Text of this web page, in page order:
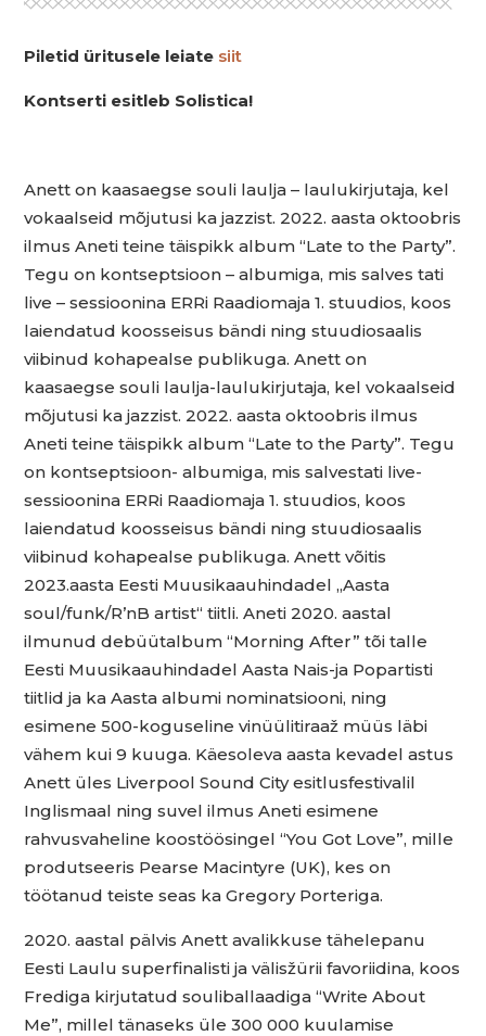
Piletid üritusele leiate siit
Kontserti esitleb Solistica!
Anett on kaasaegse souli laulja – laulukirjutaja, kel
vokaalseid mõjutusi ka jazzist. 2022. aasta oktoobris
ilmus Aneti teine täispikk album “Late to the Party”.
Tegu on kontseptsioon – albumiga, mis salves tati
live – sessioonina ERRi Raadiomaja 1. stuudios, koos
laiendatud koosseisus bändi ning stuudiosaalis
viibinud kohapealse publikuga. Anett on
kaasaegse souli laulja-laulukirjutaja, kel vokaalseid
mõjutusi ka jazzist. 2022. aasta oktoobris ilmus
Aneti teine täispikk album “Late to the Party”. Tegu
on kontseptsioon- albumiga, mis salvestati live-
sessioonina ERRi Raadiomaja 1. stuudios, koos
laiendatud koosseisus bändi ning stuudiosaalis
viibinud kohapealse publikuga. Anett võitis
2023.aasta Eesti Muusikaauhindadel „Aasta
soul/funk/R’nB artist“ tiitli. Aneti 2020. aastal
ilmunud debüütalbum “Morning After” tõi talle
Eesti Muusikaauhindadel Aasta Nais-ja Popartisti
tiitlid ja ka Aasta albumi nominatsiooni, ning
esimene 500-koguseline vinüülitiraaž müüs läbi
vähem kui 9 kuuga. Käesoleva aasta kevadel astus
Anett üles Liverpool Sound City esitlusfestivalil
Inglismaal ning suvel ilmus Aneti esimene
rahvusvaheline koostöösingel “You Got Love”, mille
produtseeris Pearse Macintyre (UK), kes on
töötanud teiste seas ka Gregory Porteriga.
2020. aastal pälvis Anett avalikkuse tähelepanu
Eesti Laulu superfinalisti ja välisžürii favoriidina, koos
Frediga kirjutatud souliballaadiga “Write About
Me”, millel tänaseks üle 300 000 kuulamise